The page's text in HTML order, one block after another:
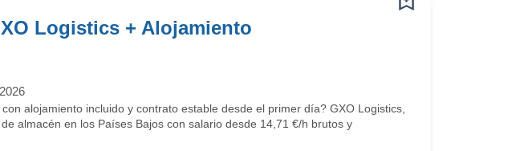
Logistics + Alojamiento
alojamiento incluido y contrato estable desde el primer día? GXO Logistics,
almacén en los Países Bajos con salario desde 14,71 €/h brutos y